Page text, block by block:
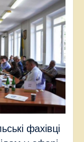
фахівці